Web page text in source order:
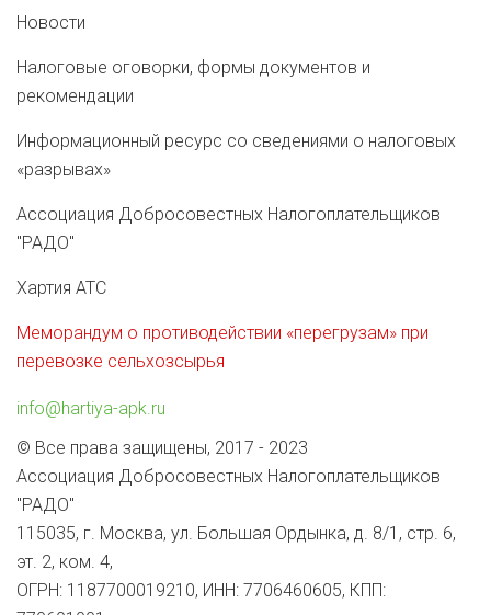
Новости
Налоговые оговорки, формы документов и
рекомендации
Информационный ресурс со сведениями о налоговых
«разрывах»
Ассоциация Добросовестных Налогоплательщиков
"РАДО"
Хартия АТС
Меморандум о противодействии «перегрузам» при
перевозке сельхозсырья
info@hartiya-apk.ru
© Все права защищены, 2017 - 2023
Ассоциация Добросовестных Налогоплательщиков
"РАДО"
115035, г. Москва, ул. Большая Ордынка, д. 8/1, стр. 6,
эт. 2, ком. 4,
ОГРН: 1187700019210, ИНН: 7706460605, КПП: